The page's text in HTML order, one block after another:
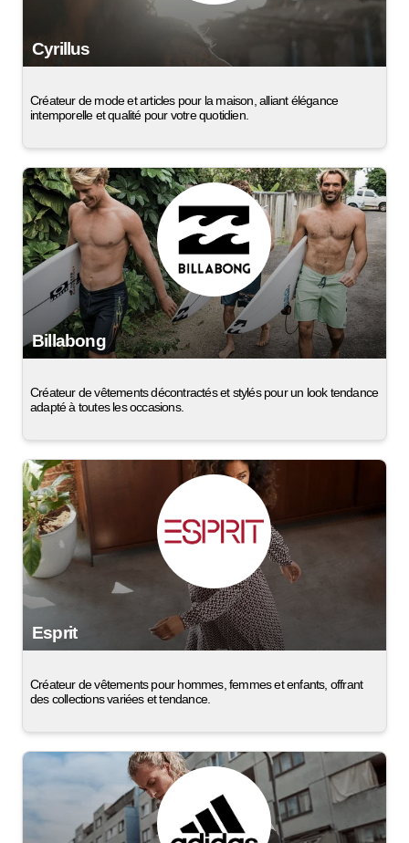
Cyrillus
Créateur de mode et articles pour la maison, alliant élégance
intemporelle et qualité pour votre quotidien.
Billabong
Créateur de vêtements décontractés et stylés pour un look tendance
adapté à toutes les occasions.
Esprit
Créateur de vêtements pour hommes, femmes et enfants, offrant
des collections variées et tendance.